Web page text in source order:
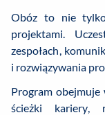
Obóz to nie
projektami.
zespołach,
i rozwiązywania
Program
ścieżki kariery,